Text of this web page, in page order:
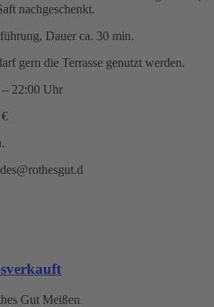
nachgeschenkt.
Dauer ca. 30 min.
gern die Terrasse genutzt werden.
22:00 Uhr
Gut Meißen